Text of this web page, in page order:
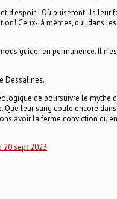
! Où puiseront-ils leur
Ceux-là mêmes, qui, dans
guider en permanence. Il
Dessalines.
de poursuivre le
leur sang coule encore
avoir la ferme conviction
20 sept 2023